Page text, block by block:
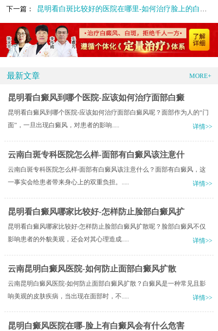
下一篇： 昆明看白斑比较好的医院在哪里-如何治疗脸上的白斑病呢
最新文章 MORE+
昆明看白癜风到哪个医院-应该如何治疗面部白癜
昆明看白癜风到哪个医院-应该如何治疗面部白癜风呢？面部作为人的“门
面”，一旦出现白癜风，对患者的影响.....
详情>>
云南白斑专科医院怎么样-面部有白癜风该注意什
云南白斑专科医院怎么样-面部有白癜风该注意什么？面部有白癜风，这
一事实会给患者带来身心上的双重负担。.....
详情>>
昆明看白癜风哪家比较好-怎样防止脸部白癜风扩
昆明看白癜风哪家比较好-怎样防止脸部白癜风扩散呢？脸部白癜风不仅
影响患者的外貌美观，还会对其心理造成.....
详情>>
云南昆明白癜风医院-如何防止面部白癜风扩散
云南昆明白癜风医院-如何防止面部白癜风扩散？白癜风是一种常见且影
响美观的皮肤疾病，当出现在面部时，不.....
详情>>
昆明白癜风医院在哪-脸上有白癜风会有什么危害